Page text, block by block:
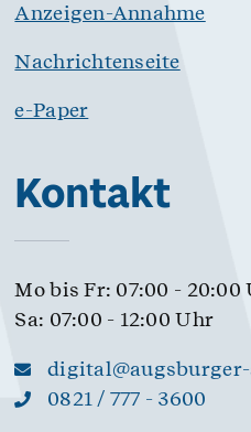
Anzeigen-Annahme
Nachrichtenseite
e-Paper
Kontakt
Mo bis Fr: 07:00 - 20:00
Sa: 07:00 - 12:00 Uhr
0821 / 777 - 3600